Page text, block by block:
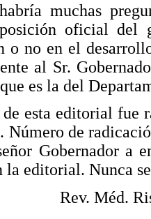
muchas
oficial del
o no en el
al Sr.
es la del
esta editorial fue
Número de
Gobernador a
la editorial. Nunca
Rev. Méd.